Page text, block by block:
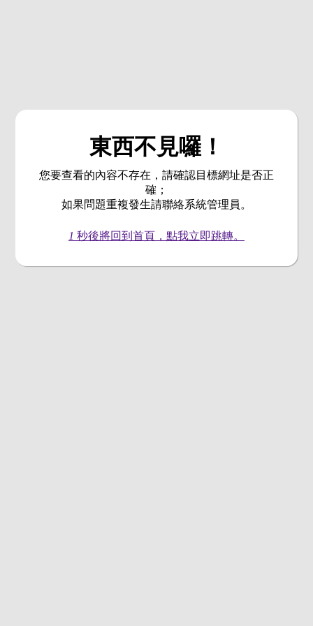
東西不見囉！
您要查看的內容不存在，請確認目標網址是否正
確；
如果問題重複發生請聯絡系統管理員。
1 秒後將回到首頁，點我立即跳轉。